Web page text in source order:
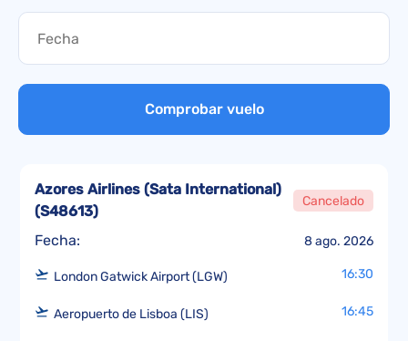
Comprobar vuelo
Fecha: 8 ago. 2026
Azores Airlines (Sata International)
(S48613)
Cancelado
London Gatwick Airport (LGW) 16:30
Aeropuerto de Lisboa (LIS) 16:45